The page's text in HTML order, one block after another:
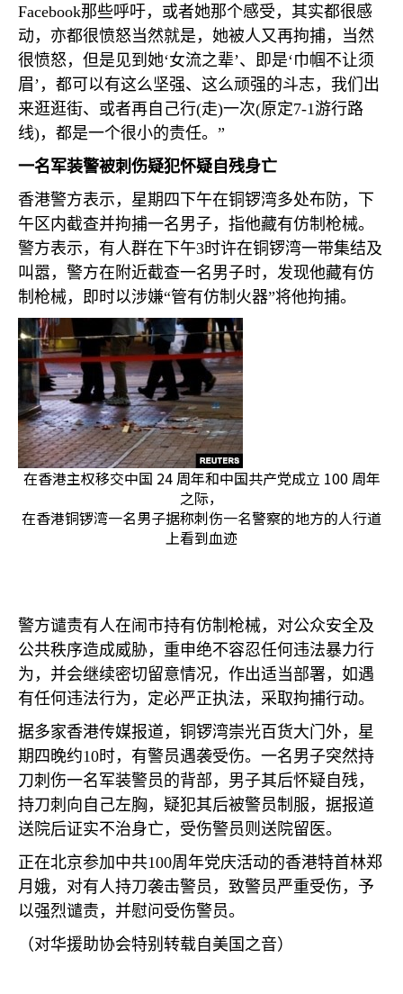
Facebook那些呼吁，或者她那个感受，其实都很感
动，亦都很愤怒当然就是，她被人又再拘捕，当然
很愤怒，但是见到她‘女流之辈’、即是‘巾帼不让须
眉’，都可以有这么坚强、这么顽强的斗志，我们出
来逛逛街、或者再自己行(走)一次(原定7-1游行路
线)，都是一个很小的责任。”
一名军装警被刺伤疑犯怀疑自残身亡
香港警方表示，星期四下午在铜锣湾多处布防，下
午区内截查并拘捕一名男子，指他藏有仿制枪械。
警方表示，有人群在下午3时许在铜锣湾一带集结及
叫嚣，警方在附近截查一名男子时，发现他藏有仿
制枪械，即时以涉嫌“管有仿制火器”将他拘捕。
在香港主权移交中国 24 周年和中国共产党成立 100 周年
之际，
在香港铜锣湾一名男子据称刺伤一名警察的地方的人行道
上看到血迹
警方谴责有人在闹市持有仿制枪械，对公众安全及
公共秩序造成威胁，重申绝不容忍任何违法暴力行
为，并会继续密切留意情况，作出适当部署，如遇
有任何违法行为，定必严正执法，采取拘捕行动。
据多家香港传媒报道，铜锣湾崇光百货大门外，星
期四晚约10时，有警员遇袭受伤。一名男子突然持
刀刺伤一名军装警员的背部，男子其后怀疑自残，
持刀刺向自己左胸，疑犯其后被警员制服，据报道
送院后证实不治身亡，受伤警员则送院留医。
正在北京参加中共100周年党庆活动的香港特首林郑
月娥，对有人持刀袭击警员，致警员严重受伤，予
以强烈谴责，并慰问受伤警员。
（对华援助协会特别转载自美国之音）